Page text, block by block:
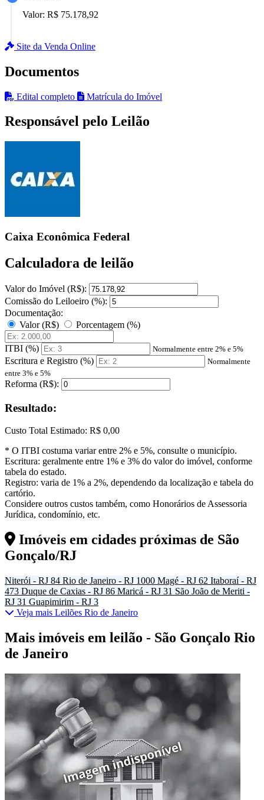
Valor: R$ 75.178,92
Site da Venda Online
Documentos
Edital completo Matrícula do Imóvel
Responsável pelo Leilão
Caixa Econômica Federal
Calculadora de leilão
Valor do Imóvel (R$):
Comissão do Leiloeiro (%):
Documentação:
Valor (R$)
Porcentagem (%)
ITBI (%) Normalmente entre 2% e 5%
Escritura e Registro (%)
Normalmente
entre 3% e 5%
Reforma (R$):
Resultado:
Custo Total Estimado: R$ 0,00
* O ITBI costuma variar entre 2% e 5%, consulte o município.
Escritura: geralmente entre 1% e 3% do valor do imóvel, conforme
tabela do estado.
Registro: varia de 1% a 2%, dependendo da localização e tabela do
cartório.
Considere outros custos também, como Honorários de Assessoria
Jurídica, condomínio, etc.
Imóveis em cidades próximas de São
Gonçalo/RJ
Niterói - RJ 84 Rio de Janeiro - RJ 1000 Magé - RJ 62 Itaboraí - RJ
473 Duque de Caxias - RJ 86 Maricá - RJ 31 São João de Meriti -
RJ 31 Guapimirim - RJ 3
Veja mais Leilões Rio de Janeiro
Mais imóveis em leilão - São Gonçalo Rio
de Janeiro